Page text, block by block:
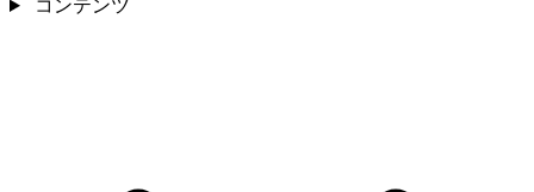
コンテンツ